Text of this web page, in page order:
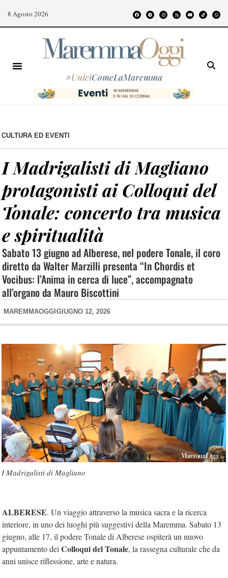
8 Agosto 2026
#UniciComeLaMaremma
CULTURA ED EVENTI
I Madrigalisti di Magliano
protagonisti ai Colloqui del
Tonale: concerto tra musica
e spiritualità
Sabato 13 giugno ad Alberese, nel podere Tonale, il coro
diretto da Walter Marzilli presenta “In Chordis et
Vocibus: l’Anima in cerca di luce”, accompagnato
all’organo da Mauro Biscottini
MAREMMAOGGI GIUGNO 12, 2026
I Madrigalisti di Magliano
ALBERESE. Un viaggio attraverso la musica sacra e la ricerca
interiore, in uno dei luoghi più suggestivi della Maremma. Sabato 13
giugno, alle 17, il podere Tonale di Alberese ospiterà un nuovo
appuntamento dei Colloqui del Tonale, la rassegna culturale che da
anni unisce riflessione, arte e natura.